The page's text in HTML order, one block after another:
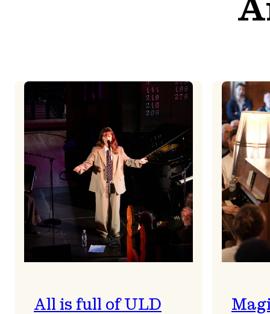
All is full of ULD